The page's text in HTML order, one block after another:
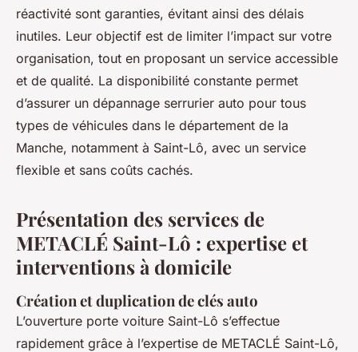
réactivité sont garanties, évitant ainsi des délais
inutiles. Leur objectif est de limiter l’impact sur votre
organisation, tout en proposant un service accessible
et de qualité. La disponibilité constante permet
d’assurer un dépannage serrurier auto pour tous
types de véhicules dans le département de la
Manche, notamment à Saint-Lô, avec un service
flexible et sans coûts cachés.
Présentation des services de
METACLÉ Saint-Lô : expertise et
interventions à domicile
Création et duplication de clés auto
L’ouverture porte voiture Saint-Lô s’effectue
rapidement grâce à l’expertise de METACLÉ Saint-Lô,